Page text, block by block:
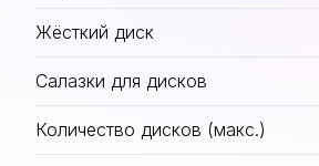
Жёсткий диск
Салазки для дисков
Количество дисков (макс.)